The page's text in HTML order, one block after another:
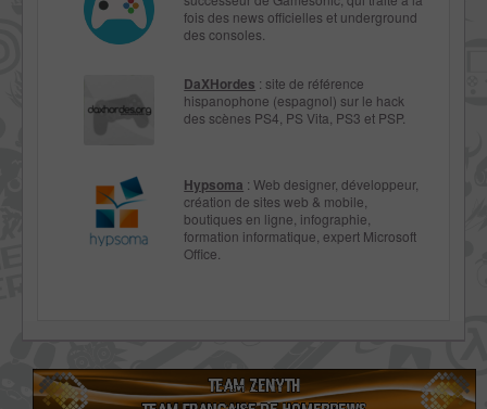
fois des news officielles et underground
des consoles.
DaXHordes : site de référence
hispanophone (espagnol) sur le hack
des scènes PS4, PS Vita, PS3 et PSP.
Hypsoma : Web designer, développeur,
création de sites web & mobile,
boutiques en ligne, infographie,
formation informatique, expert Microsoft
Office.